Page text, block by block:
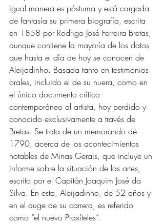
igual manera es póstuma y está cargada
de fantasía su primera biografía, escrita
en 1858 por Rodrigo José Ferreira Bretas,
aunque contiene la mayoría de los datos
que hasta el día de hoy se conocen de
Aleijadinho. Basada tanto en testimonios
orales, incluido el de su nuera, como en
el único documento crítico
contemporáneo al artista, hoy perdido y
conocido exclusivamente a través de
Bretas. Se trata de un memorando de
1790, acerca de los acontecimientos
notables de Minas Gerais, que incluye un
informe sobre la situación de las artes,
escrito por el Capitán Joaquim José da
Silva. En esta, Aleijadinho, de 52 años y
en el auge de su carrera, es referido
como “el nuevo Praxíteles”.